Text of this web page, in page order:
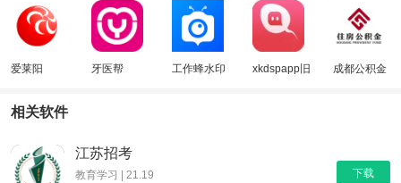
爱莱阳 牙医帮
工作蜂水印
xkdspapp旧
成都公积金
相关软件
下载
江苏招考
教育学习 | 21.19